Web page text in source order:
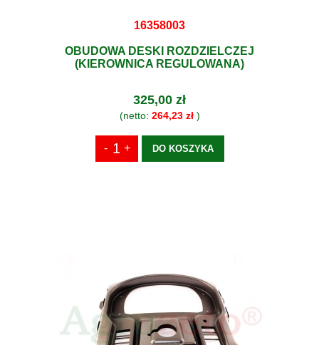
16358003
OBUDOWA DESKI ROZDZIELCZEJ
(KIEROWNICA REGULOWANA)
325,00 zł
(netto: 264,23 zł)
DO KOSZYKA